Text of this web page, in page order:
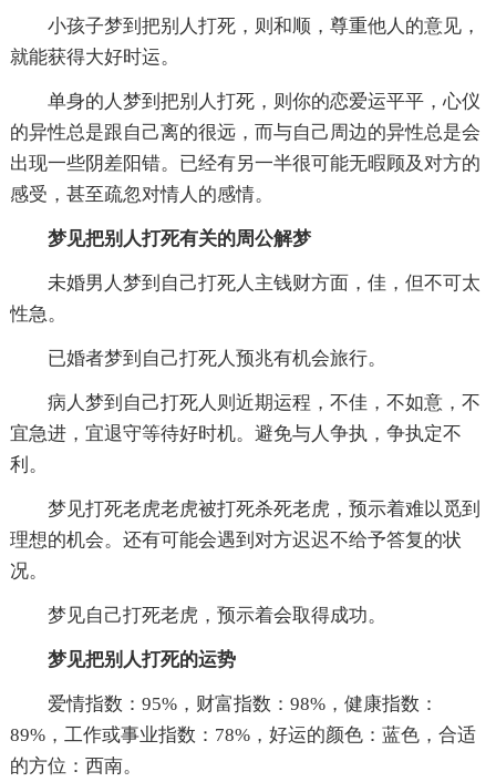
小孩子梦到把别人打死，则和顺，尊重他人的意见，
就能获得大好时运。
单身的人梦到把别人打死，则你的恋爱运平平，心仪
的异性总是跟自己离的很远，而与自己周边的异性总是会
出现一些阴差阳错。已经有另一半很可能无暇顾及对方的
感受，甚至疏忽对情人的感情。
梦见把别人打死有关的周公解梦
未婚男人梦到自己打死人主钱财方面，佳，但不可太
性急。
已婚者梦到自己打死人预兆有机会旅行。
病人梦到自己打死人则近期运程，不佳，不如意，不
宜急进，宜退守等待好时机。避免与人争执，争执定不
利。
梦见打死老虎老虎被打死杀死老虎，预示着难以觅到
理想的机会。还有可能会遇到对方迟迟不给予答复的状
况。
梦见自己打死老虎，预示着会取得成功。
梦见把别人打死的运势
爱情指数：95%，财富指数：98%，健康指数：
89%，工作或事业指数：78%，好运的颜色：蓝色，合适
的方位：西南。